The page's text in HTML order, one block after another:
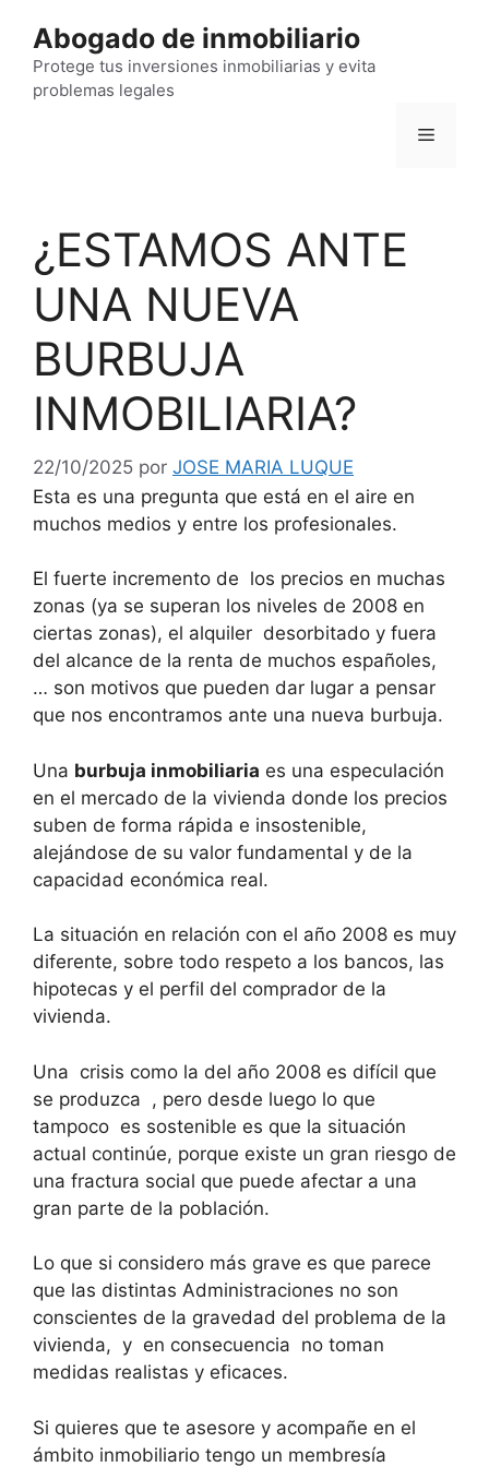
contenido
Abogado de inmobiliario
Protege tus inversiones inmobiliarias y evita
problemas legales
Menú
¿ESTAMOS ANTE
UNA NUEVA
BURBUJA
INMOBILIARIA?
22/10/2025 por JOSE MARIA LUQUE
Esta es una pregunta que está en el aire en
muchos medios y entre los profesionales.
El fuerte incremento de los precios en muchas
zonas (ya se superan los niveles de 2008 en
ciertas zonas), el alquiler desorbitado y fuera
del alcance de la renta de muchos españoles,
… son motivos que pueden dar lugar a pensar
que nos encontramos ante una nueva burbuja.
Una burbuja inmobiliaria es una especulación
en el mercado de la vivienda donde los precios
suben de forma rápida e insostenible,
alejándose de su valor fundamental y de la
capacidad económica real.
La situación en relación con el año 2008 es muy
diferente, sobre todo respeto a los bancos, las
hipotecas y el perfil del comprador de la
vivienda.
Una crisis como la del año 2008 es difícil que
se produzca , pero desde luego lo que
tampoco es sostenible es que la situación
actual continúe, porque existe un gran riesgo de
una fractura social que puede afectar a una
gran parte de la población.
Lo que si considero más grave es que parece
que las distintas Administraciones no son
conscientes de la gravedad del problema de la
vivienda, y en consecuencia no toman
medidas realistas y eficaces.
Si quieres que te asesore y acompañe en el
ámbito inmobiliario tengo un membresía